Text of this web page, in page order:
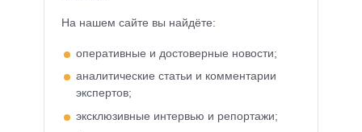
На нашем сайте вы найдёте:
оперативные и достоверные новости;
аналитические статьи и комментарии
экспертов;
эксклюзивные интервью и репортажи;